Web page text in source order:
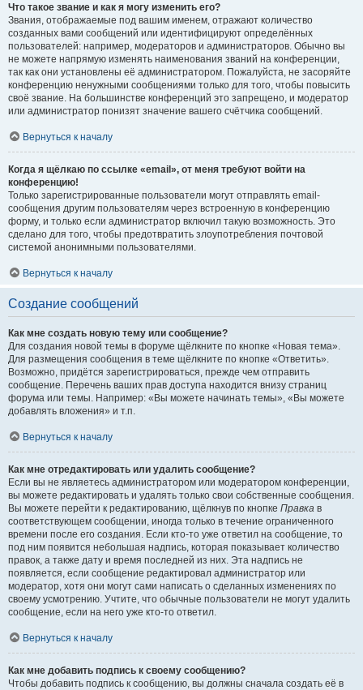
Что такое звание и как я могу изменить его?
Звания, отображаемые под вашим именем, отражают количество
созданных вами сообщений или идентифицируют определённых
пользователей: например, модераторов и администраторов. Обычно вы
не можете напрямую изменять наименования званий на конференции,
так как они установлены её администратором. Пожалуйста, не засоряйте
конференцию ненужными сообщениями только для того, чтобы повысить
своё звание. На большинстве конференций это запрещено, и модератор
или администратор понизят значение вашего счётчика сообщений.
Вернуться к началу
Когда я щёлкаю по ссылке «email», от меня требуют войти на
конференцию!
Только зарегистрированные пользователи могут отправлять email-
сообщения другим пользователям через встроенную в конференцию
форму, и только если администратор включил такую возможность. Это
сделано для того, чтобы предотвратить злоупотребления почтовой
системой анонимными пользователями.
Вернуться к началу
Создание сообщений
Как мне создать новую тему или сообщение?
Для создания новой темы в форуме щёлкните по кнопке «Новая тема».
Для размещения сообщения в теме щёлкните по кнопке «Ответить».
Возможно, придётся зарегистрироваться, прежде чем отправить
сообщение. Перечень ваших прав доступа находится внизу страниц
форума или темы. Например: «Вы можете начинать темы», «Вы можете
добавлять вложения» и т.п.
Вернуться к началу
Как мне отредактировать или удалить сообщение?
Если вы не являетесь администратором или модератором конференции,
вы можете редактировать и удалять только свои собственные сообщения.
Вы можете перейти к редактированию, щёлкнув по кнопке Правка в
соответствующем сообщении, иногда только в течение ограниченного
времени после его создания. Если кто-то уже ответил на сообщение, то
под ним появится небольшая надпись, которая показывает количество
правок, а также дату и время последней из них. Эта надпись не
появляется, если сообщение редактировал администратор или
модератор, хотя они могут сами написать о сделанных изменениях по
своему усмотрению. Учтите, что обычные пользователи не могут удалить
сообщение, если на него уже кто-то ответил.
Вернуться к началу
Как мне добавить подпись к своему сообщению?
Чтобы добавить подпись к сообщению, вы должны сначала создать её в